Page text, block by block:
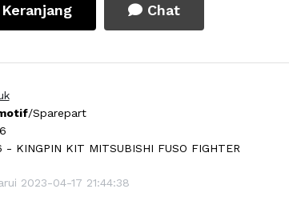
Chat
/Sparepart
- KINGPIN KIT MITSUBISHI FUSO FIGHTER
2023-04-17 21:44:38